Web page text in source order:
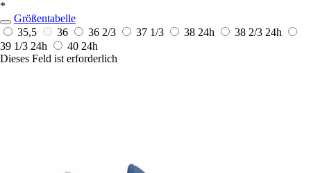
*
Größentabelle
35,5
36 36 2/3 37 1/3 38 24h 38 2/3 24h
39 1/3 24h 40 24h
Dieses Feld ist erforderlich